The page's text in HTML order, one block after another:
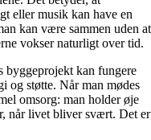
eller musik kan have en
kan være sammen uden at
vokser naturligt over tid.
kan fungere
og støtte. Når man mødes
omsorg: man holder øje
når livet bliver svært. Det er